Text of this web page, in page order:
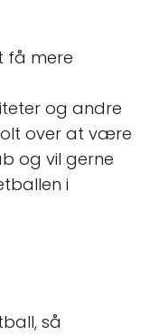
få mere
og andre
over at være
og vil gerne
i
så